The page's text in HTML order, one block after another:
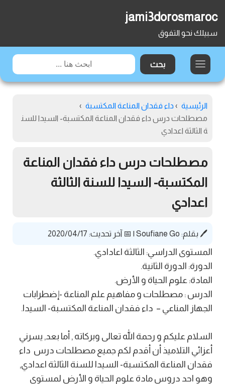
jami3dorosmaroc
سبيلك نحو التفوق
الرئيسية › داء فقدان المناعة المكتسبة ›
مصطلحات درس داء فقدان المناعة المكتسبة- السيدا للسن
ة الثالثة اعدادي
مصطلحات درس داء فقدان المناعة
المكتسبة- السيدا للسنة الثالثة
اعدادي
🖊️ بقلم: Soufiane Go
| 📅 آخر تحديث: 2020/04/17
المستوى الدراسي: الثالثة اعادادي.
الدورة: الدورة الثانية.
المادة: علوم الحياة و الأرض.
الدرس : مصطلحات و مفاهيم علم المناعة -إضطرابات
الجهاز المناعي – داء فقدان المناعة المكتسبة- السيدا.
السلام عليكم و رحمة الله تعالى وبركاته , أما بعد, يسرني
أعزائي التلاميذ أن أقدم لكم جميع مصطلحات درس داء
فقدان المناعة المكتسبة- السيدا للسنة الثالثة اعدادي,
وهو احد دروس مادة علوم الحياة و الأرض لمستوى